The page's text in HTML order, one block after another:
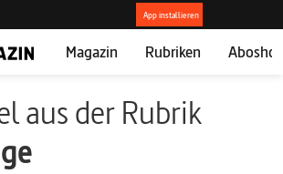
Magazin Rubriken
aus der Rubrik